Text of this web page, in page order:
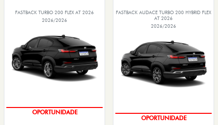
FASTBACK TURBO 200 FLEX AT 2026
2026/2026
OPORTUNIDADE
FASTBACK AUDACE TURBO 200 HYBRID FLEX
AT 2026
2026/2026
OPORTUNIDADE